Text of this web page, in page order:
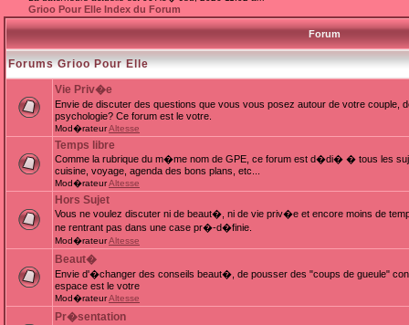
Grioo Pour Elle Index du Forum
Forum
Forums Grioo Pour Elle
Vie Priv�e
Envie de discuter des questions que vous vous posez autour de votre
psychologie? Ce forum est le votre.
Mod�rateurAltesse
Temps libre
Comme la rubrique du m�me nom de GPE, ce forum est d�di� � tous les
cuisine, voyage, agenda des bons plans, etc...
Mod�rateurAltesse
Hors Sujet
Vous ne voulez discuter ni de beaut�, ni de vie priv�e et encore moins de
ne rentrant pas dans une case pr�-d�finie.
Mod�rateurAltesse
Beaut�
Envie d'�changer des conseils beaut�, de pousser des "coups de gueule"
espace est le votre
Mod�rateurAltesse
Pr�sentation